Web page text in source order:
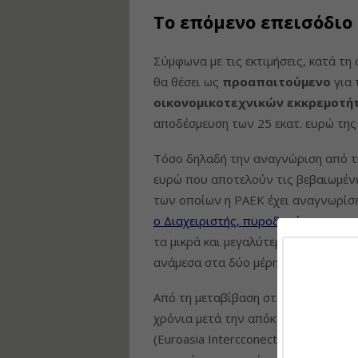
Το επόμενο
Σύμφωνα με τις εκτιμήσεις, κατά
θα θέσει ως προαπαιτούμενο για
οικονομικοτεχνικών
αποδέσμευση των 25 εκατ. ευρώ
Τόσο δηλαδή την αναγνώριση από
ευρώ που αποτελούν τις
των οποίων η ΡΑΕΚ έχει
ο Διαχειριστής, πυροδοτώντας
τα μικρά και μεγαλύτερα θέματα
ανάμεσα στα δύο μέρη.
Από τη μεταβίβαση στον ΑΔΜΗΕ των
χρόνια μετά την απόκτηση των
(Euroasia Intercconector)